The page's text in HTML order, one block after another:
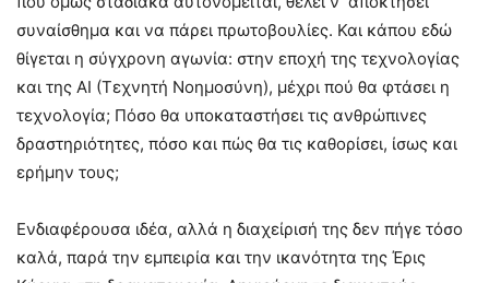
συναίσθημα και να πάρει πρωτοβουλίες. Και κάπου εδώ
θίγεται η σύγχρονη αγωνία: στην εποχή της τεχνολογίας
και της ΑΙ (Τεχνητή Νοημοσύνη), μέχρι πού θα φτάσει η
τεχνολογία; Πόσο θα υποκαταστήσει τις ανθρώπινες
δραστηριότητες, πόσο και πώς θα τις καθορίσει, ίσως και
ερήμην τους;
Ενδιαφέρουσα ιδέα, αλλά η διαχείρισή της δεν πήγε τόσο
καλά, παρά την εμπειρία και την ικανότητα της Έρις